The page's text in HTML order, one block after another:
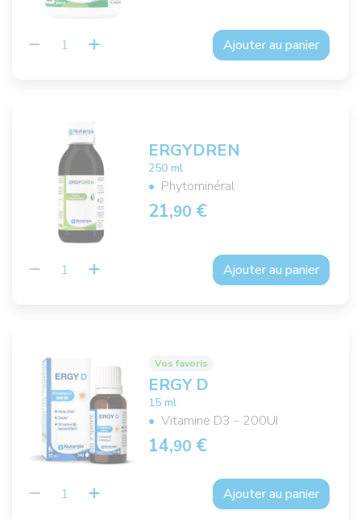
Ajouter au panier
ERGYDREN
250 ml
Phytominéral
21,90 €
Ajouter au panier
Vos favoris
ERGY D
15 ml
Vitamine D3 - 200UI
14,90 €
Ajouter au panier